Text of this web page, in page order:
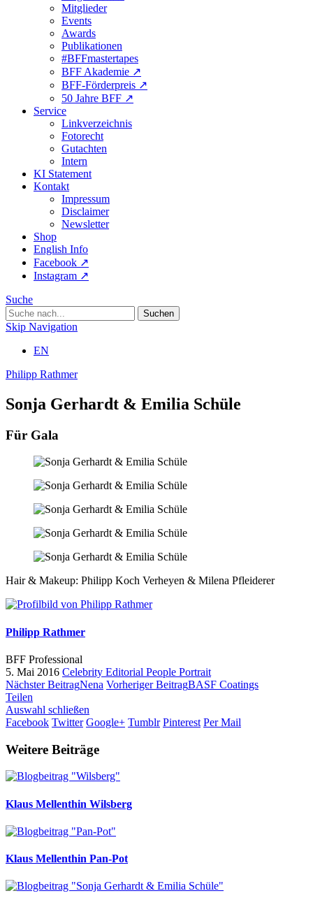
Mitglieder
Events
Awards
Publikationen
#BFFmastertapes
BFF Akademie ↗︎
BFF-Förderpreis ↗︎
50 Jahre BFF ↗︎
Service
Linkverzeichnis
Fotorecht
Gutachten
Intern
KI Statement
Kontakt
Impressum
Disclaimer
Newsletter
Shop
English Info
Facebook ↗︎
Instagram ↗︎
Suche
Skip Navigation
EN
Philipp Rathmer
Sonja Gerhardt & Emilia Schüle
Für Gala
Hair & Makeup: Philipp Koch Verheyen & Milena Pfleiderer
Philipp Rathmer
BFF Professional
5. Mai 2016 Celebrity Editorial People Portrait
Nächster BeitragNena Vorheriger BeitragBASF Coatings
Teilen
Auswahl schließen
Facebook Twitter Google+ Tumblr Pinterest Per Mail
Weitere Beiträge
Klaus Mellenthin Wilsberg
Klaus Mellenthin Pan-Pot